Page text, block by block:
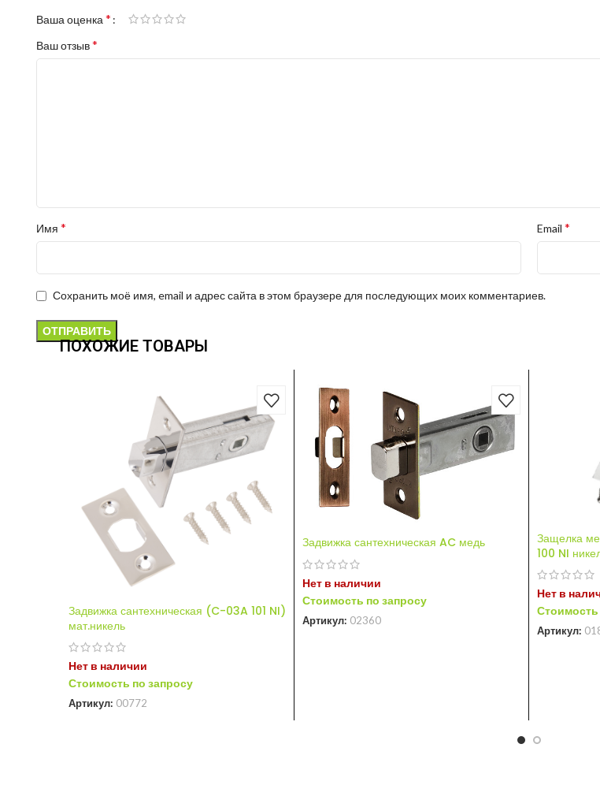
Ваша оценка *
Ваш отзыв*
Имя * Email *
Сохранить моё имя, email и адрес сайта в этом браузере для последующих моих комментариев.
ПОХОЖИЕ ТОВАРЫ
Задвижка сантехническая (C-03A 101 NI)
мат.никель
Нет в наличии
Стоимость по запросу
Артикул: 00772
Задвижка сантехническая AC медь
Нет в наличии
Стоимость по запросу
Артикул: 02360
Защелка
100 NI
Нет в
Стоимость
Артикул: